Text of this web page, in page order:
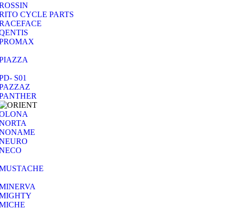
CYCLE PARTS
S01